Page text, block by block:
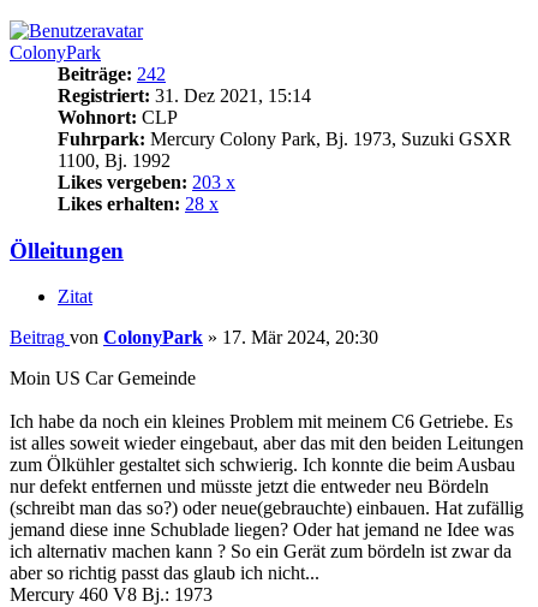
ColonyPark
Beiträge: 242
Registriert: 31. Dez 2021, 15:14
Wohnort: CLP
Fuhrpark: Mercury Colony Park, Bj. 1973, Suzuki GSXR
1100, Bj. 1992
Likes vergeben: 203 x
Likes erhalten: 28 x
Ölleitungen
Zitat
Beitrag von ColonyPark » 17. Mär 2024, 20:30
Moin US Car Gemeinde
Ich habe da noch ein kleines Problem mit meinem C6 Getriebe. Es
ist alles soweit wieder eingebaut, aber das mit den beiden Leitungen
zum Ölkühler gestaltet sich schwierig. Ich konnte die beim Ausbau
nur defekt entfernen und müsste jetzt die entweder neu Bördeln
(schreibt man das so?) oder neue(gebrauchte) einbauen. Hat zufällig
jemand diese inne Schublade liegen? Oder hat jemand ne Idee was
ich alternativ machen kann ? So ein Gerät zum bördeln ist zwar da
aber so richtig passt das glaub ich nicht...
Mercury 460 V8 Bj.: 1973